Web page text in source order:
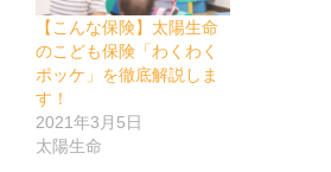
【こんな保険】太陽生命
のこども保険「わくわく
ポッケ」を徹底解説しま
す！
2021年3月5日
太陽生命